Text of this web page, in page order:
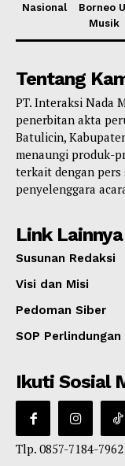
Nasional Borneo
Musik
Tentang
PT. Interaksi Nada
penerbitan akta
Batulicin,
menaungi produk-
terkait dengan
penyelenggara
Link Lainnya
Susunan Redaksi
Visi dan Misi
Pedoman Siber
SOP
Ikuti Sosial
Tlp. 0857-7184-7962